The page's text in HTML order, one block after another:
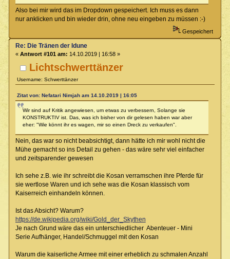
Also bei mir wird das im Dropdown gespeichert. Ich muss es dann
nur anklicken und bin wieder drin, ohne neu eingeben zu müssen :-)
Gespeichert
Lichtschwerttänzer
Username: Schwerttänzer
Re: Die Tränen der Idune
« Antwort #101 am: 14.10.2019 | 16:58 »
Zitat von: Nefatari Nimjah am 14.10.2019 | 16:05
Wir sind auf Kritik angewiesen, um etwas zu verbessern, Solange sie
KONSTRUKTIV ist. Das, was ich bisher von dir gelesen haben war aber
eher: "Wie könnt ihr es wagen, mir so einen Dreck zu verkaufen".
Nein, das war so nicht beabsichtigt, dann hätte ich mir wohl nicht die
Mühe gemacht so ins Detail zu gehen - das wäre sehr viel einfacher
und zeitsparender gewesen
Ich sehe z.B. wie ihr schreibt die Kosan verramschen ihre Pferde für
sie wertlose Waren und ich sehe was die Kosan klassisch vom
Kaiserreich einhandeln können.
Ist das Absicht? Warum?
https://de.wikipedia.org/wiki/Gold_der_Skythen
Je nach Grund wäre das ein unterschiedlicher Abenteuer - Mini
Serie Aufhänger, Handel/Schmuggel mit den Kosan
Warum die kaiserliche Armee mit einer erheblich zu schmalen Anzahl